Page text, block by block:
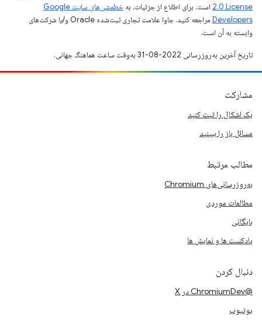
2.0 License است. برای اطلاع از جزئیات، به
خطمشی‌های سایت Google
Developers‏
مراجعه کنید. جاوا علامت تجاری ثبت‌شده Oracle و/یا شرکت‌های
وابسته به آن است.
تاریخ آخرین به‌روزرسانی 2022-08-31 به‌وقت ساعت هماهنگ جهانی.
مشارکت
یک اشکال را ثبت کنید
مسائل باز را ببینید
مطالب مرتبط
به‌روزرسانی‌های Chromium
مطالعات موردی
بایگانی
پادکست ها و نمایش ها
دنبال کردن
@ChromiumDev در X
یوتیوب